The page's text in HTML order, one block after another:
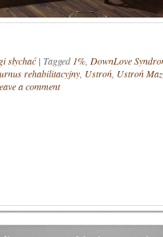
słychać | Tagged 1% DownLove
rehabilitacyjny Ustroń Ustroń
a comment